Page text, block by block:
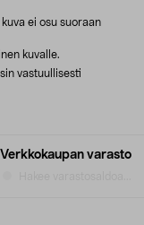
Verkkokaupan varasto
ei osu suoraan
kuvalle.
vastuullisesti